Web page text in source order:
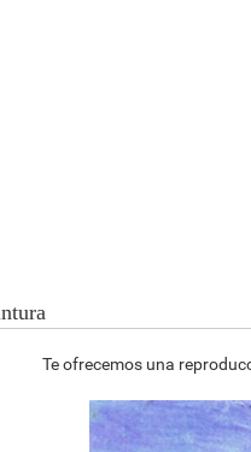
Te ofrecemos una